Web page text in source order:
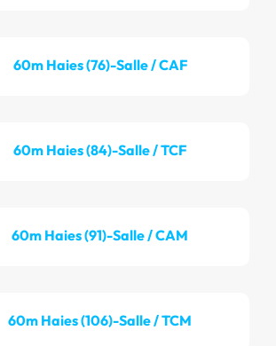
60m Haies (76)-Salle / CAF
60m Haies (84)-Salle / TCF
60m Haies (91)-Salle / CAM
60m Haies (106)-Salle / TCM